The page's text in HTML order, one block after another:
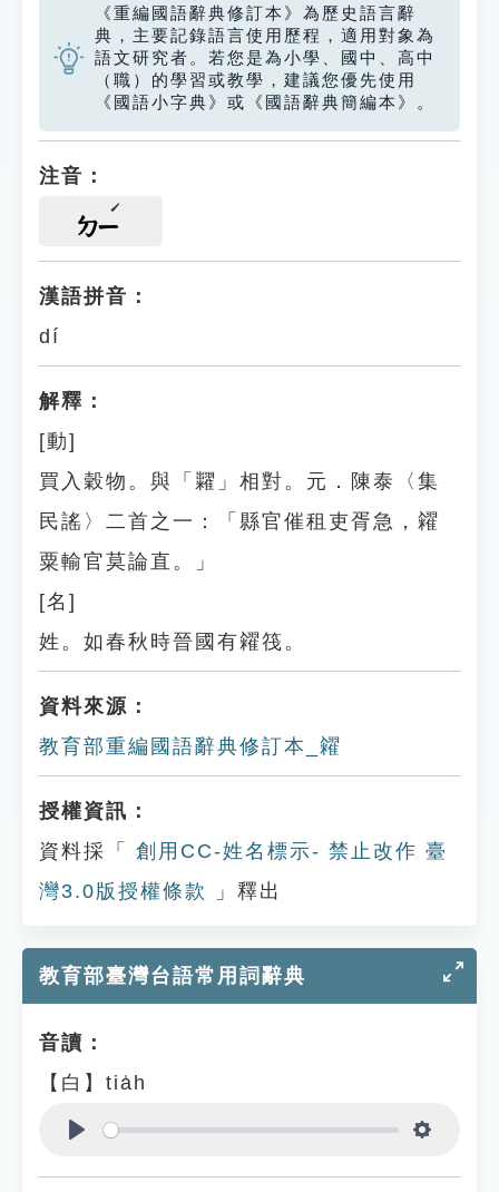
《重編國語辭典修訂本》為歷史語言辭
典，主要記錄語言使用歷程，適用對象為
語文研究者。若您是為小學、國中、高中
（職）的學習或教學，建議您優先使用
《國語小字典》或《國語辭典簡編本》。
注音：
ㄉㄧ
漢語拼音：
dí
解釋：
[動]
買入穀物。與「糶」相對。元．陳泰〈集
民謠〉二首之一：「縣官催租吏胥急，糴
粟輸官莫論直。」
[名]
姓。如春秋時晉國有糴筏。
資料來源：
教育部重編國語辭典修訂本_糴
授權資訊：
資料採「
創用CC-姓名標示- 禁止改作 臺
灣3.0版授權條款
」釋出
教育部臺灣台語常用詞辭典
音讀：
【白】tia̍h